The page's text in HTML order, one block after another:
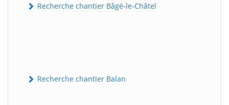
Recherche chantier Bâgé-le-Châtel
Recherche chantier Balan